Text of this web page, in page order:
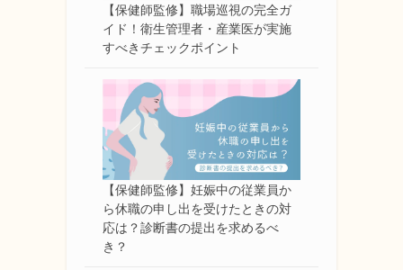
【保健師監修】職場巡視の完全ガ
イド！衛生管理者・産業医が実施
すべきチェックポイント
【保健師監修】妊娠中の従業員か
ら休職の申し出を受けたときの対
応は？診断書の提出を求めるべ
き？